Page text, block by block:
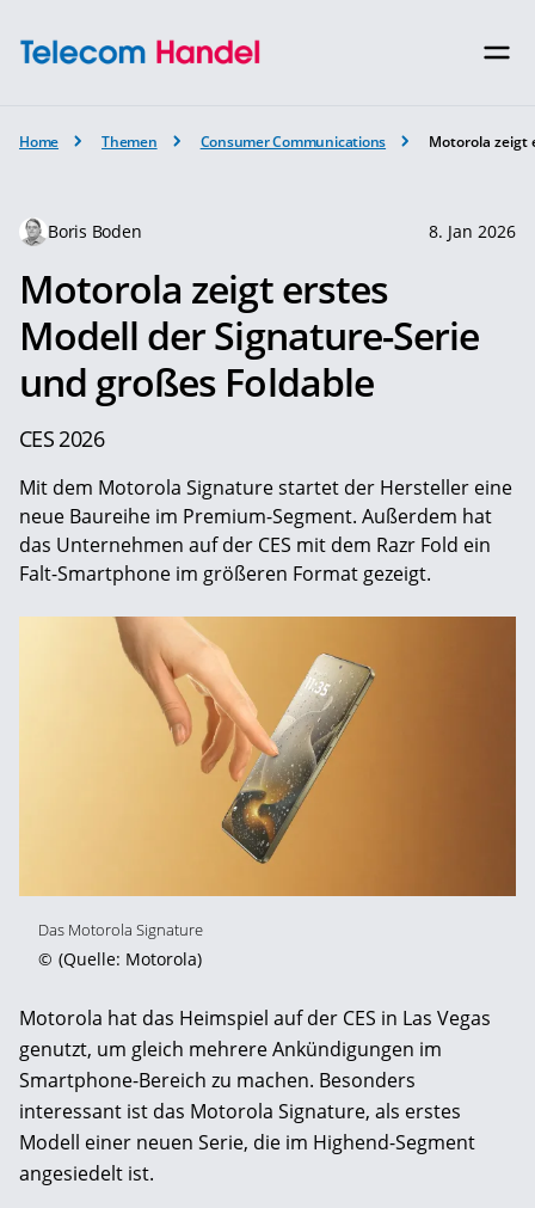
Home Themen Consumer Communications Motorola zeigt
Boris Boden 8. Jan 2026
Motorola zeigt erstes
Modell der Signature-Serie
und großes Foldable
CES 2026
Mit dem Motorola Signature startet der Hersteller eine
neue Baureihe im Premium-Segment. Außerdem hat
das Unternehmen auf der CES mit dem Razr Fold ein
Falt-Smartphone im größeren Format gezeigt.
Das Motorola Signature
© (Quelle: Motorola)
Motorola hat das Heimspiel auf der CES in Las Vegas
genutzt, um gleich mehrere Ankündigungen im
Smartphone-Bereich zu machen. Besonders
interessant ist das Motorola Signature, als erstes
Modell einer neuen Serie, die im Highend-Segment
angesiedelt ist.